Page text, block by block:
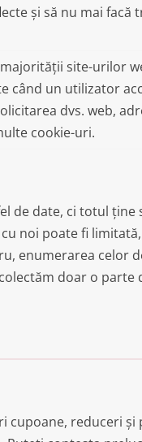
și să nu mai
site-urilor
când un utilizator
dvs. web,
cookie-uri.
de date, ci totul
noi poate fi
enumerarea celor
doar o parte
cupoane, reduceri